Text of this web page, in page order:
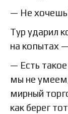
— Не
Тур ударил
на копытах
— Есть
мы не
мирный
как берег